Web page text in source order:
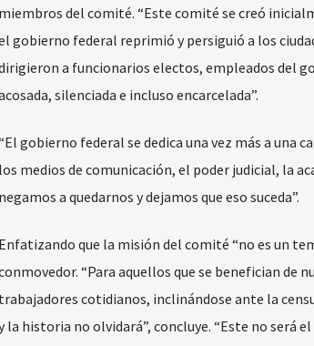
miembros del comité. “Este comité se creó
gobierno federal reprimió y persiguió a los
a funcionarios electos, empleados del
silenciada e incluso encarcelada”.
gobierno federal se dedica una vez más a una
los medios de comunicación, el poder judicial, la
negamos a quedarnos y dejamos que eso suceda”.
Enfatizando que la misión del comité “no es un
“Para aquellos que se benefician de
trabajadores cotidianos, inclinándose ante la
la historia no olvidará”, concluye. “Este no será